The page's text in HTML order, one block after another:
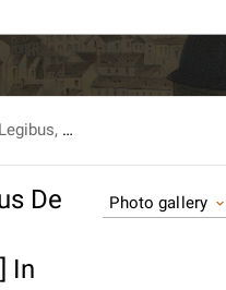
Fr. Josephi Bertieri [...] Tractatus De Legibus, Nec Non Libri Duo De Peccatis, Et Peccatorum Poenis [...] / Augustini Gervasio [...] In Usum Auditorum Scholae Augustiniano Thomisticae.
De
In
Photo gallery